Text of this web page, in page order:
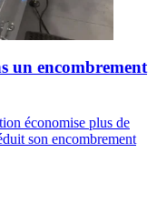
un encombrement
économise plus de
son encombrement